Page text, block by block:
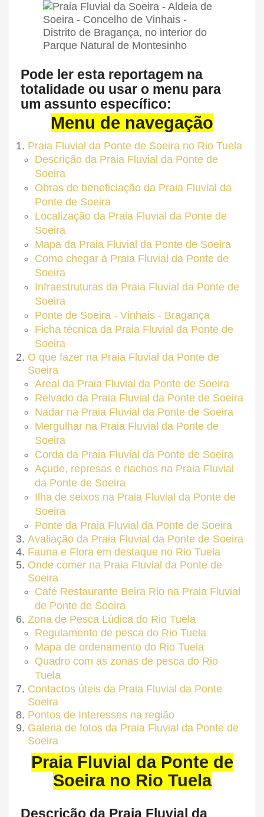
Pode ler esta reportagem na
totalidade ou usar o menu para
um assunto específico:
Menu de navegação
Praia Fluvial da Ponte de Soeira no Rio Tuela
Descrição da Praia Fluvial da Ponte de
Soeira
Obras de beneficiação da Praia Fluvial da
Ponte de Soeira
Localização da Praia Fluvial da Ponte de
Soeira
Mapa da Praia Fluvial da Ponte de Soeira
Como chegar à Praia Fluvial da Ponte de
Soeira
Infraestruturas da Praia Fluvial da Ponte de
Soeira
Ponte de Soeira - Vinhais - Bragança
Ficha técnica da Praia Fluvial da Ponte de
Soeira
O que fazer na Praia Fluvial da Ponte de
Soeira
Areal da Praia Fluvial da Ponte de Soeira
Relvado da Praia Fluvial da Ponte de Soeira
Nadar na Praia Fluvial da Ponte de Soeira
Mergulhar na Praia Fluvial da Ponte de
Soeira
Corda da Praia Fluvial da Ponte de Soeira
Açude, represas e riachos na Praia Fluvial
da Ponte de Soeira
Ilha de seixos na Praia Fluvial da Ponte de
Soeira
Ponte da Praia Fluvial da Ponte de Soeira
Avaliação da Praia Fluvial da Ponte de Soeira
Fauna e Flora em destaque no Rio Tuela
Onde comer na Praia Fluvial da Ponte de
Soeira
Café Restaurante Beira Rio na Praia Fluvial
de Ponte de Soeira
Zona de Pesca Lúdica do Rio Tuela
Regulamento de pesca do Rio Tuela
Mapa de ordenamento do Rio Tuela
Quadro com as zonas de pesca do Rio
Tuela
Contactos úteis da Praia Fluvial da Ponte
Soeira
Pontos de Interesses na região
Galeria de fotos da Praia Fluvial da Ponte de
Soeira
Praia Fluvial da Ponte de
Soeira no Rio Tuela
Descrição da Praia Fluvial da